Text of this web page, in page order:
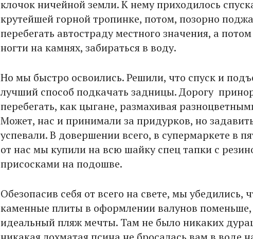
клочок ничейной земли. К нему приходилось
крутейшей горной тропинке, потом, позорно
перебегать автостраду местного значения, а
ногти на камнях, забираться в воду.
Но мы быстро освоились. Решили, что спуск и
лучший способ подкачать задницы. Дорогу
перебегать, как цыгане, размахивая
Может, нас и принимали за придурков, но
успевали. В довершении всего, в супермаркете в
от нас мы купили на всю шайку спец тапки с
присосками на подошве.
Обезопасив себя от всего на свете, мы убедились,
каменные плиты в оформлении валунов поменьше,
идеальный пляж мечты. Там не было никаких